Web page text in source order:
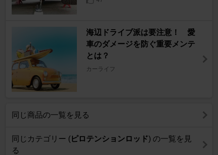
海辺ドライブ派は要注意！ 愛
車のダメージを防ぐ重要メンテ
とは？
カーライフ
同じ商品の一覧を見る
同じカテゴリー (ピロテンションロッド) の一覧を見
る